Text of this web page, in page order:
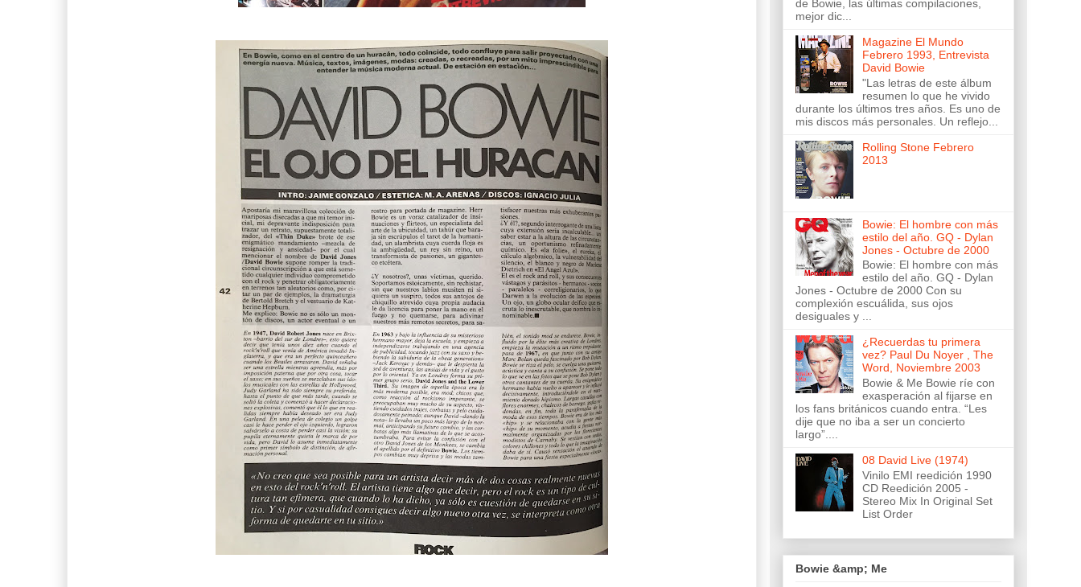
de Bowie, las últimas compilaciones,
mejor dic...
Magazine El Mundo
Febrero 1993, Entrevista
David Bowie
"Las letras de este álbum
resumen lo que he vivido
durante los últimos tres años. Es uno de
mis discos más personales. Un reflejo...
Rolling Stone Febrero
2013
Bowie: El hombre con más
estilo del año. GQ - Dylan
Jones - Octubre de 2000
Bowie: El hombre con más
estilo del año. GQ - Dylan
Jones - Octubre de 2000 Con su
complexión escuálida, sus ojos
desiguales y ...
¿Recuerdas tu primera
vez? Paul Du Noyer , The
Word, Noviembre 2003
Bowie & Me Bowie ríe con
exasperación al fijarse en
los fans británicos cuando entra. “Les
dije que no iba a ser un concierto
largo”....
08 David Live (1974)
Vinilo EMI reedición 1990
CD Reedición 2005 -
Stereo Mix In Original Set
List Order
Bowie &amp; Me